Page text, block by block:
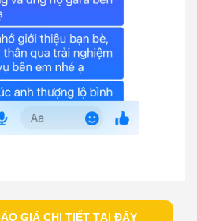
GIÁ CHI TIẾT TẠI ĐÂY